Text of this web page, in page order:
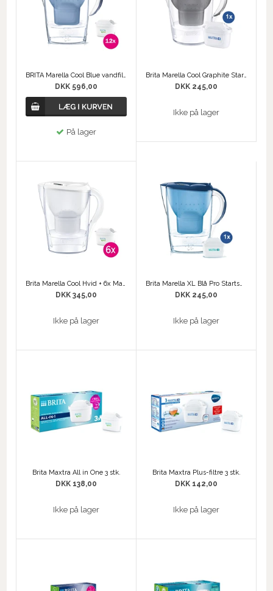
BRITA Marella Cool Blue vandfilterkande + 12 MAXTRA PRO filtre
DKK 596,00
På lager
Brita Marella Cool Graphite Startsæt
DKK 245,00
Ikke på lager
Brita Marella Cool Hvid + 6x Maxtra Pro All-In-1
DKK 345,00
Ikke på lager
Brita Marella XL Blå Pro Startsæt
DKK 245,00
Ikke på lager
Brita Maxtra All in One 3 stk.
DKK 138,00
Ikke på lager
Brita Maxtra Plus-filtre 3 stk.
DKK 142,00
Ikke på lager